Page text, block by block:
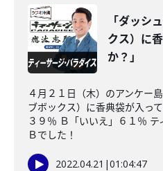
「ダッシ
クス）に
か？」
４月２１日（木）のアンケー
ブボックス）に香典袋が入っ
３９％ Ｂ「いいえ」６１％
Ｂでした！
2022.04.21 |01:04:47